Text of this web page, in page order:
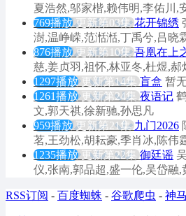
夏浩然,邬家楷,赖伟明,李佑川,
769播放 更新第03集 花开锦绣
澍,温峥嵘,范湉湉,丁禹兮,吕晓
876播放 更新第10集 吾凰在上
慈,姜贞羽,祖怀,林亚冬,杜煜,
1297播放 更新第14集 盲盒 暂
1261播放 更新第24集 夜语记
文,郭天祺,徐新驰,孙思凡
959播放 更新第21集 九门2026
茗,王劲松,胡耘豪,季肖冰,陈伟
1235播放 更新第22集 御廷谣
仪,张南,郭品超,盛一伦,吴岱融,
RSS订阅 - 百度蜘蛛 - 谷歌爬虫 - 神